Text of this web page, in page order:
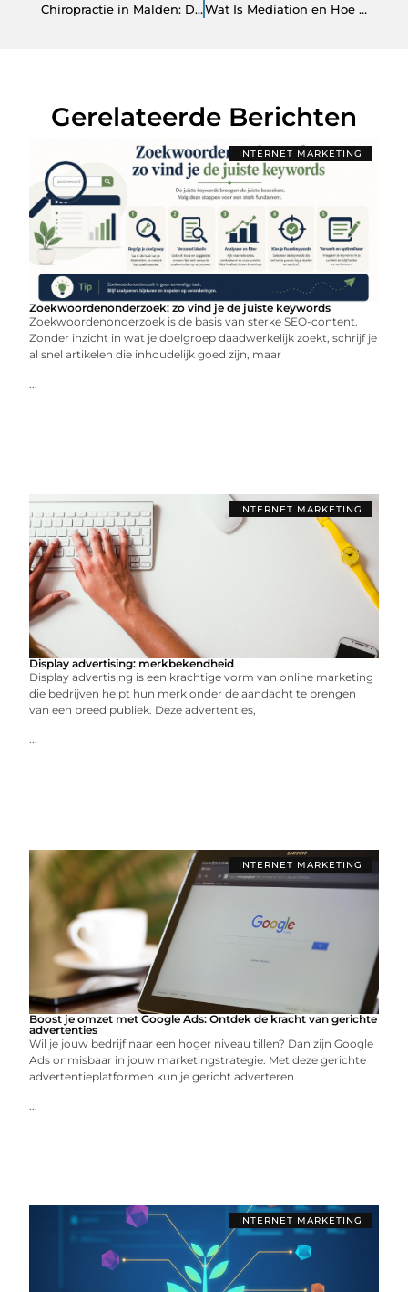
Chiropractie in Malden: De invloed op stress en welzijn Wat Is Mediation en Hoe Kan Het U Helpen?
Gerelateerde Berichten
INTERNET MARKETING
Zoekwoordenonderzoek: zo vind je de juiste keywords
Zoekwoordenonderzoek is de basis van sterke SEO-content.
Zonder inzicht in wat je doelgroep daadwerkelijk zoekt, schrijf je
al snel artikelen die inhoudelijk goed zijn, maar
...
INTERNET MARKETING
Display advertising: merkbekendheid
Display advertising is een krachtige vorm van online marketing
die bedrijven helpt hun merk onder de aandacht te brengen
van een breed publiek. Deze advertenties,
...
INTERNET MARKETING
Boost je omzet met Google Ads: Ontdek de kracht van gerichte
advertenties
Wil je jouw bedrijf naar een hoger niveau tillen? Dan zijn Google
Ads onmisbaar in jouw marketingstrategie. Met deze gerichte
advertentieplatformen kun je gericht adverteren
...
INTERNET MARKETING